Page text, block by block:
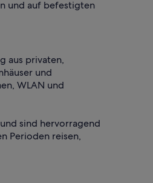
und auf befestigten
aus privaten,
und
WLAN und
sind hervorragend
Perioden reisen,